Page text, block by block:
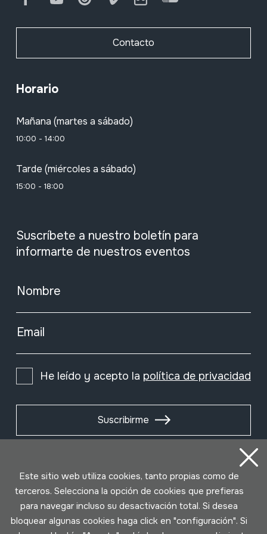
Otras flautas
Lengüeta simple (batiente)
Gaitas (2)
Acordeones
Por vibración de los labios
Aerófonos libres
Taller de fabricación de albokas
Contacto
Horario
Mañana (martes a sábado)
10:00 - 14:00
Tarde (miércoles a sábado)
15:00 - 18:00
Suscríbete a nuestro boletín para
informarte de nuestros eventos
Nombre
Email
He leído y acepto la política de privacidad
Suscribirme
Este sitio web utiliza cookies, tanto propias como de
terceros. Selecciona la opción de cookies que prefieras
para navegar incluso su desactivación total. Si desea
bloquear algunas cookies haga click en "configuración". Si